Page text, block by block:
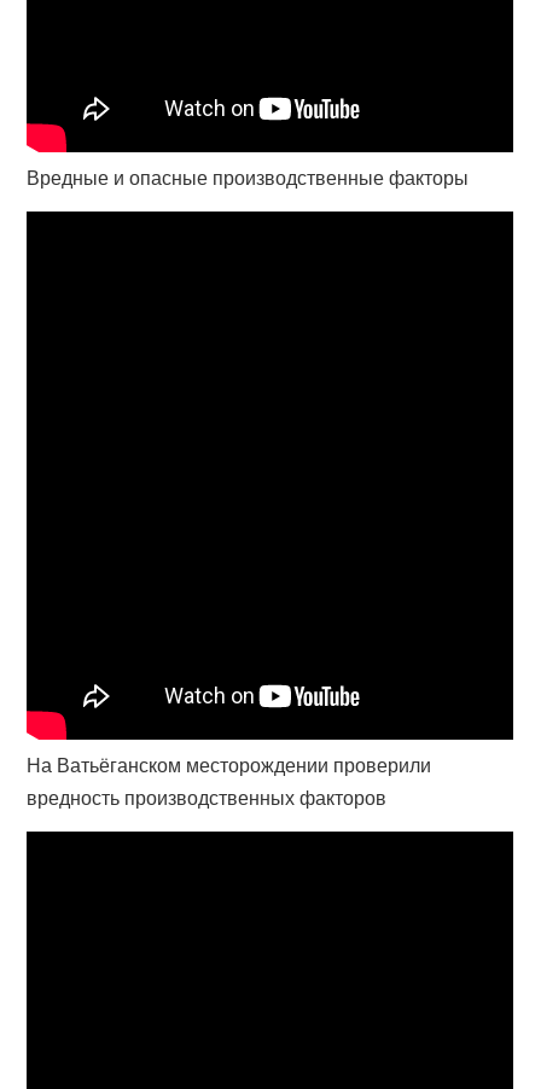
Вредные и опасные производственные факторы
На Ватьёганском месторождении проверили
вредность производственных факторов